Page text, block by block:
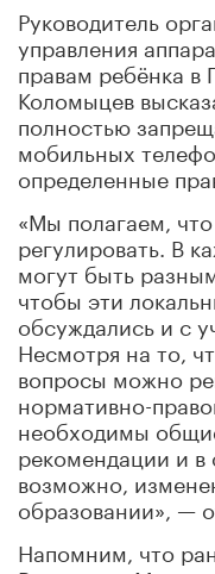
Руководитель
управления
правам ребёнка в
Коломыцев
полностью
мобильных
определенные
«Мы полагаем,
регулировать. В
могут быть
чтобы эти
обсуждались и с
Несмотря на то,
вопросы можно
нормативно-
необходимы
рекомендации и в
возможно,
образовании», —
Напомним, что